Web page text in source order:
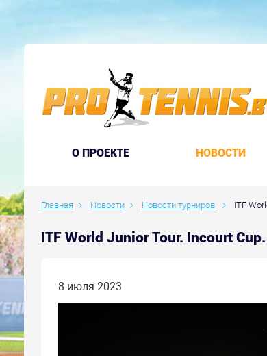
O ПРОЕКТЕ НОВОСТИ
Главная Новости Новости турниров ITF
ITF World Junior Tour. Incourt
8 июля 2023